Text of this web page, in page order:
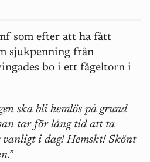
som efter att ha fått
sjukpenning från
bo i ett fågeltorn i
ska bli hemlös på grund
tar för lång tid att ta
i dag! Hemskt! Skönt